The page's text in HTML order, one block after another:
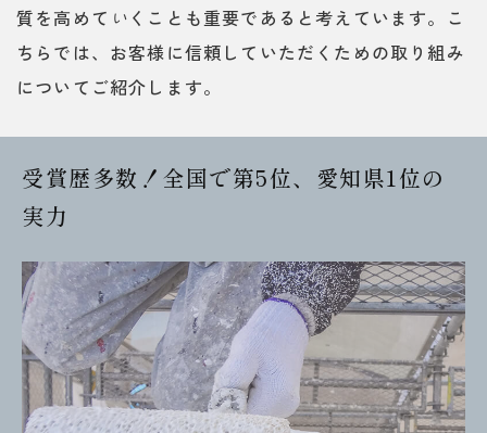
質を高めて い くことも重要であると考えています。こ
ちらでは、お客様に信頼していただくための取り組み
についてご紹介します。
受賞歴多数！全国で第5位、愛知県1位の
実力